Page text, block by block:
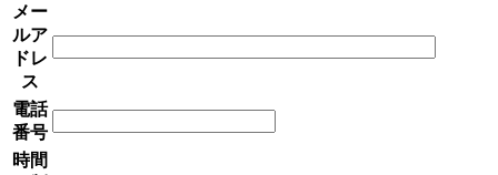
メー
ルア
ドレ
ス
電話
番号
時間